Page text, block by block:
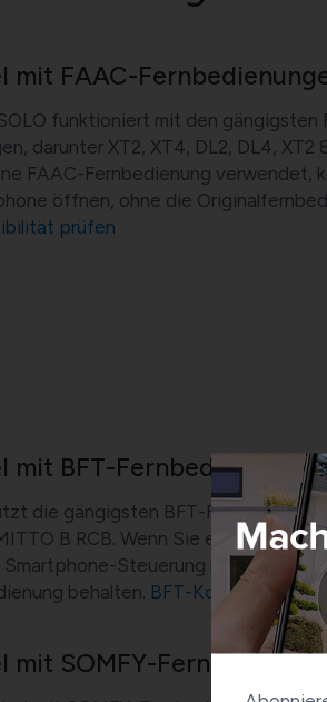
mit FAAC-
funktioniert mit den gängigsten
darunter XT2, XT4, DL2, DL4, XT2
FAAC-Fernbedienung verwendet,
öffnen, ohne die
prüfen
mit BFT-Fernbedienungen
die gängigsten BFT-
B RCB. Wenn Sie eine BFT-
Smartphone-Steuerung hinzufügen
behalten. BFT-Kompatibilität
mit SOMFY-